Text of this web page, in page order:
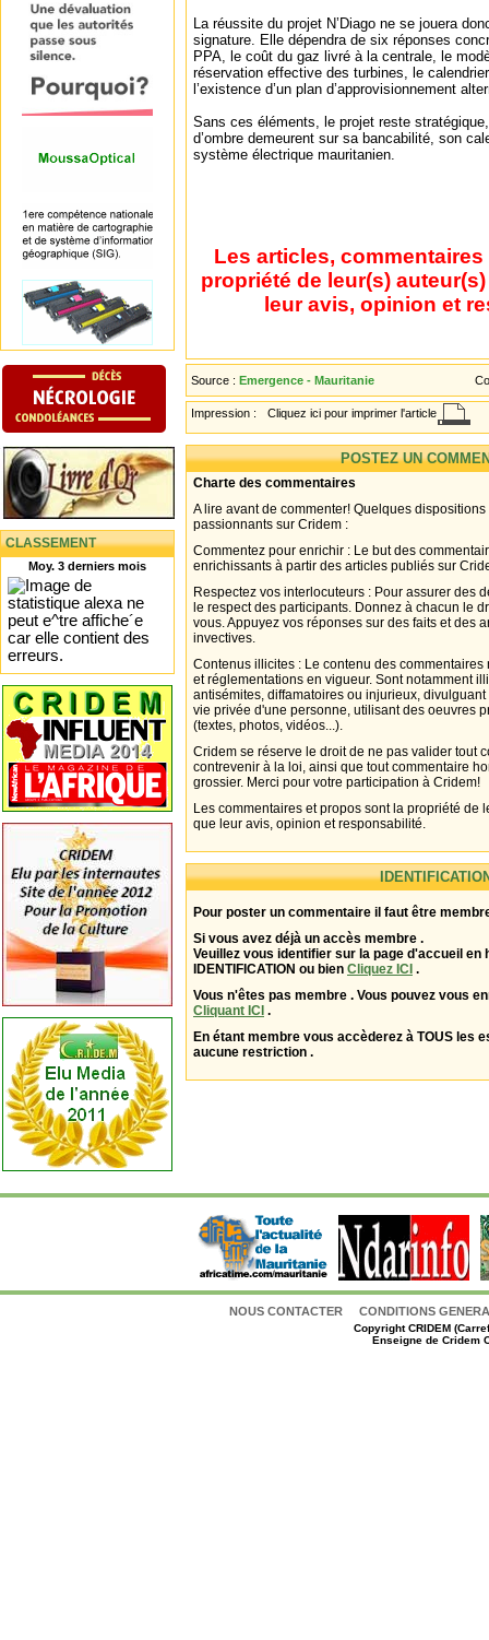
CLASSEMENT
Moy. 3 derniers mois
La réussite du projet N’Diago ne se jouera
signature. Elle dépendra de six réponses
PPA, le coût du gaz livré à la centrale, le
réservation effective des turbines, le
l’existence d’un plan d’approvisionnement
Sans ces éléments, le projet reste
d’ombre demeurent sur sa bancabilité, son
système électrique mauritanien.
Les articles,
propriété de leur(s)
leur avis, opinion et
Source : Emergence - Mauritanie
Impression : Cliquez ici pour imprimer l'article
POSTEZ UN
Charte des commentaires
A lire avant de commenter! Quelques
passionnants sur Cridem :
Commentez pour enrichir : Le but des
enrichissants à partir des articles publiés sur
Respectez vos interlocuteurs : Pour assurer des
le respect des participants. Donnez à chacun le
vous. Appuyez vos réponses sur des faits et des
invectives.
Contenus illicites : Le contenu des
et réglementations en vigueur. Sont notamment
antisémites, diffamatoires ou injurieux,
vie privée d'une personne, utilisant des oeuvres
(textes, photos, vidéos...).
Cridem se réserve le droit de ne pas valider tout
contrevenir à la loi, ainsi que tout commentaire
grossier. Merci pour votre participation à Cridem!
Les commentaires et propos sont la propriété de
que leur avis, opinion et responsabilité.
Pour poster un commentaire il faut être
Si vous avez déjà un accès membre .
Veuillez vous identifier sur la page d'accueil en
IDENTIFICATION ou bien Cliquez ICI .
Vous n'êtes pas membre . Vous pouvez vous
Cliquant ICI .
En étant membre vous accèderez à TOUS les
aucune restriction .
NOUS CONTACTER CONDITIONS
CopyrightCRIDEM
Enseigne de Cridem